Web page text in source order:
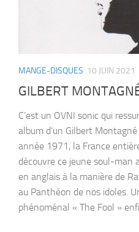
MANGE-DISQUES 10 JUIN 2021
GILBERT
C’est un OVNI sonic qui
album d’un Gilbert
année 1971, la France
découvre ce jeune soul-man
en anglais à la manière de
au Panthéon de nos idoles.
phénoménal « The Fool »